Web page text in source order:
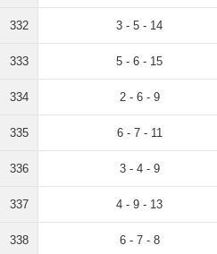
332 3 - 5 - 14
333 5 - 6 - 15
334 2 - 6 - 9
335 6 - 7 - 11
336 3 - 4 - 9
337 4 - 9 - 13
338 6 - 7 - 8